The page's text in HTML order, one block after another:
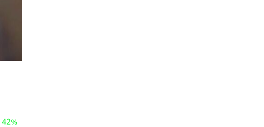
42%